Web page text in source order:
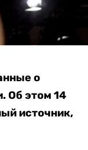
о
Об этом 14
источник,